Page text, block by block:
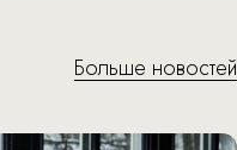
Больше новостей